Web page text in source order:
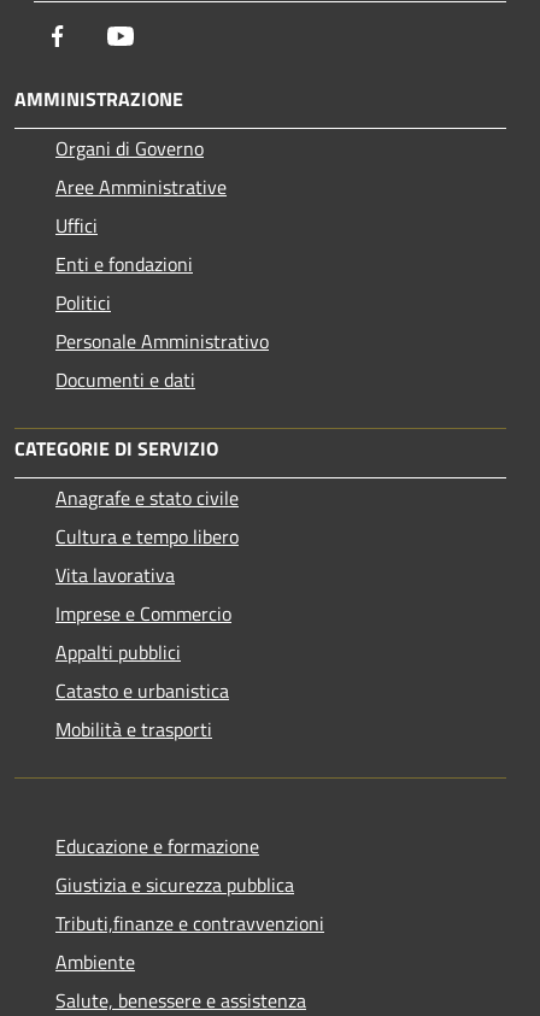
Facebook
AMMINISTRAZIONE
Organi di Governo
Aree Amministrative
Uffici
Enti e fondazioni
Politici
Personale Amministrativo
Documenti e dati
CATEGORIE DI SERVIZIO
Anagrafe e stato civile
Cultura e tempo libero
Vita lavorativa
Imprese e Commercio
Appalti pubblici
Catasto e urbanistica
Mobilità e trasporti
Educazione e formazione
Giustizia e sicurezza pubblica
Tributi,finanze e contravvenzioni
Ambiente
Salute, benessere e assistenza